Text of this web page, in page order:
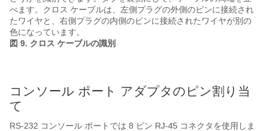
べます。クロス ケーブルは、左側プラグの外側のピンに接続され
たワイヤと、右側プラグの内側のピンに接続されたワイヤが別の
色になっています。
図 9. クロス ケーブルの識別
コンソール ポート アダプタのピン割り当
て
RS-232 コンソール ポートでは 8 ピン RJ-45 コネクタを使用しま